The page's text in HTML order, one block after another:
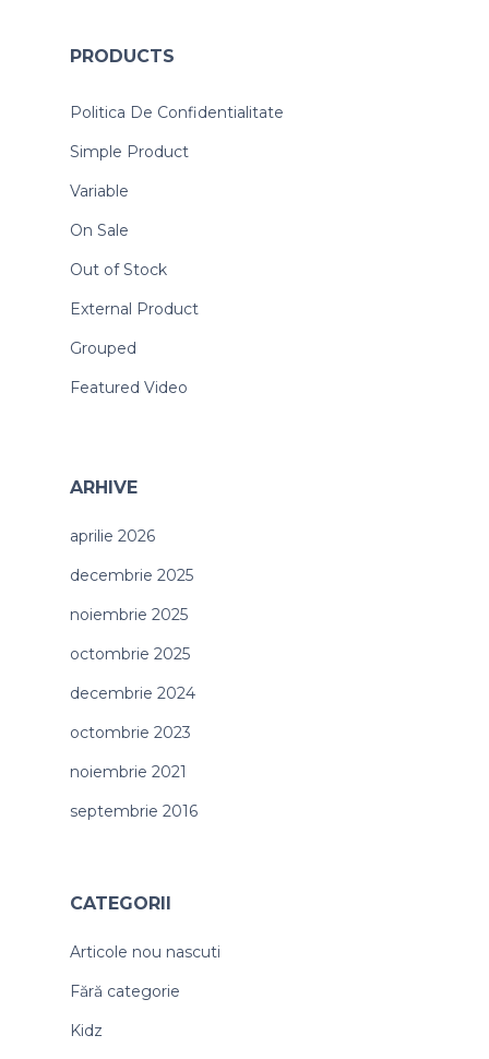
PRODUCTS
Politica De Confidentialitate
Simple Product
Variable
On Sale
Out of Stock
External Product
Grouped
Featured Video
ARHIVE
aprilie 2026
decembrie 2025
noiembrie 2025
octombrie 2025
decembrie 2024
octombrie 2023
noiembrie 2021
septembrie 2016
CATEGORII
Articole nou nascuti
Fără categorie
Kidz